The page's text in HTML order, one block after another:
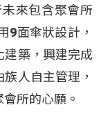
來包含聚會所
9面傘狀設計，
建築，興建完成
人自主管理，
所的心願。